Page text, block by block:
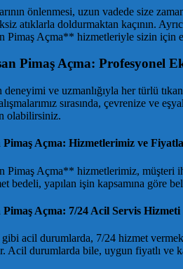
önlenmesi, uzun vadede size
atıklarla doldurmaktan kaçının.
Pimaş Açma** hizmetleriyle sizin için
Pimaş Açma: Profesyonel
deneyimi ve uzmanlığıyla her türlü
sırasında, çevrenize ve
olabilirsiniz.
Açma: Hizmetlerimiz ve
Pimaş Açma** hizmetlerimiz, müşteri
bedeli, yapılan işin kapsamına
Açma: 7/24 Acil Servis Hizmeti
gibi acil durumlarda, 7/24 hizmet
Acil durumlarda bile, uygun fiyatlı ve